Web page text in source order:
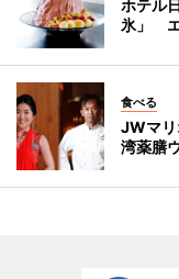
ホテル
氷」
食べる
JWマリ
湾薬膳